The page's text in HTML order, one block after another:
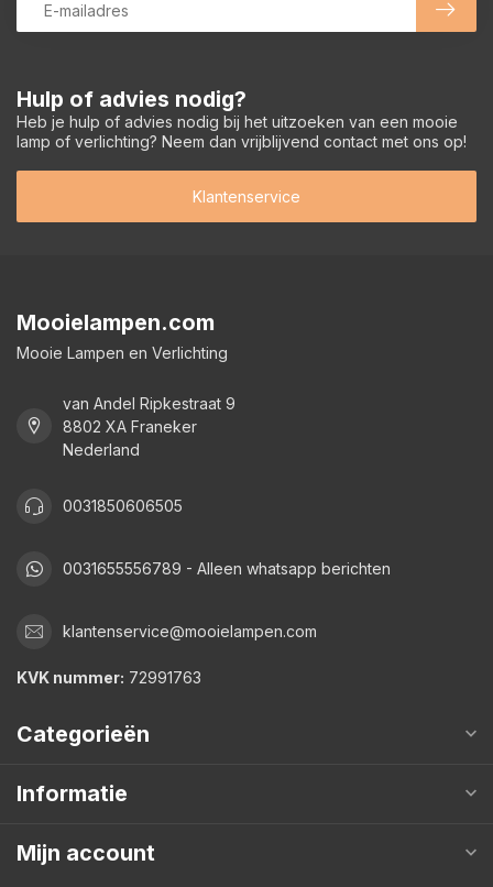
Hulp of advies nodig?
Heb je hulp of advies nodig bij het uitzoeken van een mooie
lamp of verlichting? Neem dan vrijblijvend contact met ons op!
Klantenservice
Mooielampen.com
Mooie Lampen en Verlichting
van Andel Ripkestraat 9
8802 XA Franeker
Nederland
0031850606505
0031655556789 - Alleen whatsapp berichten
klantenservice@mooielampen.com
KVK nummer: 72991763
Categorieën
Informatie
Mijn account